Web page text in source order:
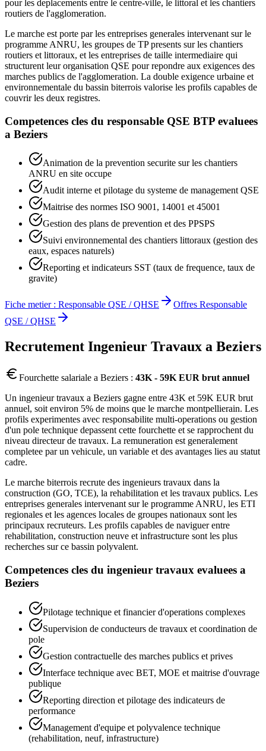
pour les deplacements entre le centre-ville, le littoral et les chantiers
routiers de l'agglomeration.
Le marche est porte par les entreprises generales intervenant sur le
programme ANRU, les groupes de TP presents sur les chantiers
routiers et littoraux, et les entreprises de taille intermediaire qui
structurent leur organisation QSE pour repondre aux exigences des
marches publics de l'agglomeration. La double exigence urbaine et
environnementale du bassin biterrois valorise les profils capables de
couvrir les deux registres.
Competences cles du responsable QSE BTP evaluees
a Beziers
Animation de la prevention securite sur les chantiers
ANRU en site occupe
Audit interne et pilotage du systeme de management QSE
Maitrise des normes ISO 9001, 14001 et 45001
Gestion des plans de prevention et des PPSPS
Suivi environnemental des chantiers littoraux (gestion des
eaux, espaces naturels)
Reporting et indicateurs SST (taux de frequence, taux de
gravite)
Fiche metier : Responsable QSE / QHSE Offres Responsable
QSE / QHSE
Recrutement Ingenieur Travaux a Beziers
Fourchette salariale a Beziers : 43K - 59K EUR brut annuel
Un ingenieur travaux a Beziers gagne entre 43K et 59K EUR brut
annuel, soit environ 5% de moins que le marche montpellierain. Les
profils experimentes avec responsabilite multi-operations ou gestion
d'un pole technique depassent cette fourchette et se rapprochent du
niveau directeur de travaux. La remuneration est generalement
completee par un vehicule, un variable et des avantages lies au statut
cadre.
Le marche biterrois recrute des ingenieurs travaux dans la
construction (GO, TCE), la rehabilitation et les travaux publics. Les
entreprises generales intervenant sur le programme ANRU, les ETI
regionales et les agences locales de groupes nationaux sont les
principaux recruteurs. Les profils capables de naviguer entre
rehabilitation, construction neuve et infrastructure sont les plus
recherches sur ce bassin polyvalent.
Competences cles du ingenieur travaux evaluees a
Beziers
Pilotage technique et financier d'operations complexes
Supervision de conducteurs de travaux et coordination de
pole
Gestion contractuelle des marches publics et prives
Interface technique avec BET, MOE et maitrise d'ouvrage
publique
Reporting direction et pilotage des indicateurs de
performance
Management d'equipe et polyvalence technique
(rehabilitation, neuf, infrastructure)